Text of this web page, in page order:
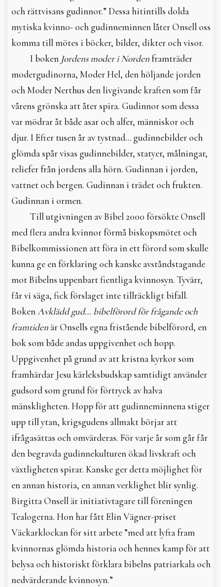
och rättvisans gudinnor.” Dessa hitintills dolda
mytiska kvinno- och gudinneminnen låter Onsell oss
komma till mötes i böcker, bilder, dikter och visor.
I boken Jordens moder i Nordenframträder
modergudinorna, Moder Hel, den höljande jorden
och Moder Nerthus den livgivande kraften som får
vårens grönska att åter spira. Gudinnor som dessa
var mödrar åt både asar och alfer, människor och
djur. I Efter tusen år av tystnad… gudinnebilder och
glömda spår visas gudinnebilder, statyer, målningar,
reliefer från jordens alla hörn. Gudinnan i jorden,
vattnet och bergen. Gudinnan i trädet och frukten.
Gudinnan i ormen.
Till utgivningen av Bibel 2000 försökte Onsell
med flera andra kvinnor förmå biskopsmötet och
Bibelkommissionen att föra in ett förord som skulle
kunna ge en förklaring och kanske avståndstagande
mot Bibelns uppenbart fientliga kvinnosyn. Tyvärr,
får vi säga, fick förslaget inte tillräckligt bifall.
BokenAvklädd gud… bibelförord för frågande och
framtiden är Onsells egna fristående bibelför­ord, en
bok som både andas uppgivenhet och hopp.
Uppgivenhet på grund av att kristna kyrkor som
framhärdar Jesu kärleksbudskap samtidigt använder
gudsord som grund för förtryck av halva
mänskligheten. Hopp för att gudinneminnena stiger
upp till ytan, krigsgudens allmakt börjar att
ifrågasättas och omvärderas. För varje år som går får
den begravda gudinnekulturen ökad livskraft och
växtligheten spirar. Kanske ger detta möjlighet för
en annan historia, en annan verklighet blir synlig.
Birgitta Onsell är initiativtagare till föreningen
Tealogerna. Hon har fått Elin Vägner-priset
Väckarklockan för sitt arbete ”med att lyfta fram
kvinnornas glömda historia och hennes kamp för att
belysa och historiskt förklara bibelns patriarkala och
nedvärderande kvinnosyn.”